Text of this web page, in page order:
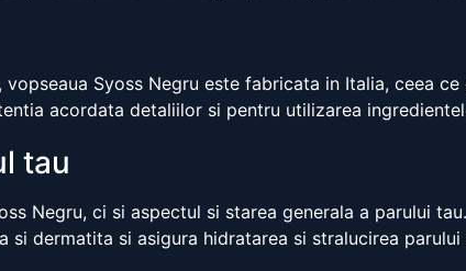
Syoss Negru este fabricata in Italia, ceea
acordata detaliilor si pentru utilizarea
tau
Negru, ci si aspectul si starea generala a parului
dermatita si asigura hidratarea si stralucirea parului